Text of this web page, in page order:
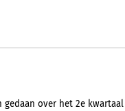
gedaan over het 2e kwartaal